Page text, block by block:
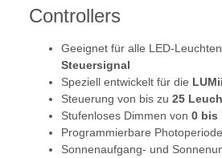
Controllers
Geeignet für alle LED-
Steuersignal
Speziell entwickelt für die
Steuerung von bis zu 25
Stufenloses Dimmen von 0 bis
Programmierbare Photoperiode
Sonnenaufgang- und